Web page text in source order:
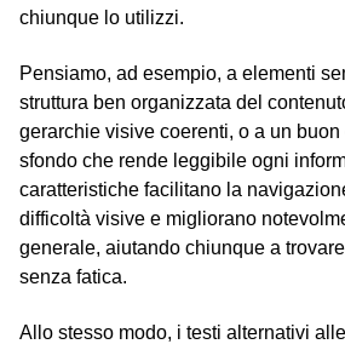
chiunque lo utilizzi.
Pensiamo, ad esempio, a elementi
struttura ben organizzata del
gerarchie visive coerenti, o a un buon
sfondo che rende leggibile ogni
caratteristiche facilitano la
difficoltà visive e migliorano
generale, aiutando chiunque a
senza fatica.
Allo stesso modo, i testi alternativi